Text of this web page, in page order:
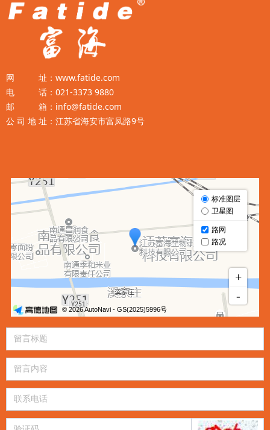
网 址：www.fatide.com
电 话：021-3373 9880
邮 箱：info@fatide.com
公 司 地 址：江苏省海安市富凤路9号